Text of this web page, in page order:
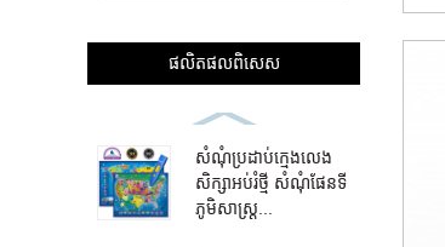
ផលិតផល​ពិសេស
សំណុំប្រដាប់ក្មេងលេង
សិក្សាអប់រំថ្មី សំណុំផែនទី
ភូមិសាស្ត្រ...